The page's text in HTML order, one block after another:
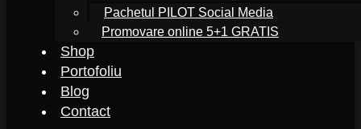
Pachetul PILOT Social Media
Promovare online 5+1 GRATIS
Shop
Portofoliu
Blog
Contact